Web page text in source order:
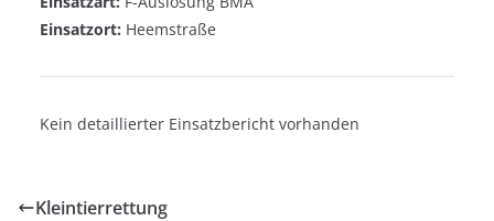
Einsatzort: Heemstraße
Kein detaillierter Einsatzbericht vorhanden
Kleintierrettung